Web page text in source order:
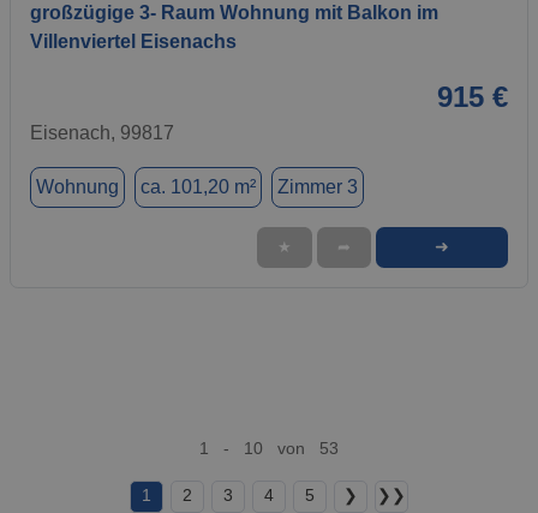
großzügige 3- Raum Wohnung mit Balkon im
Villenviertel Eisenachs
915 €
Eisenach, 99817
Wohnung ca. 101,20 m² Zimmer 3
★ ➦ ➜
1 - 10 von 53
1 2 3 4 5 ❯ ❯❯